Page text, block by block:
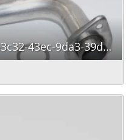
158137_001_04789d00-3c32-43ec-9da3-39d9c1705a0d.jpg